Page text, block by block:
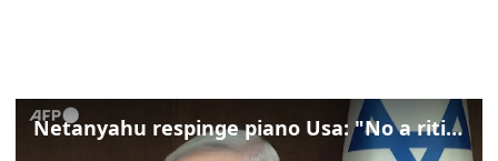
Netanyahu respinge piano Usa: "No a ritiro Idf senza disarmo Hamas"